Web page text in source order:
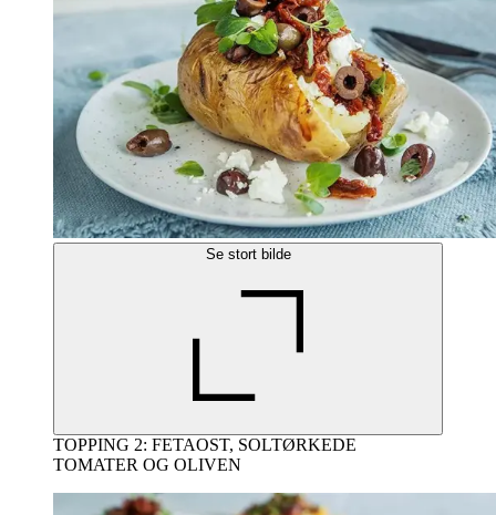
Se stort bilde
TOPPING 2: FETAOST, SOLTØRKEDE
TOMATER OG OLIVEN